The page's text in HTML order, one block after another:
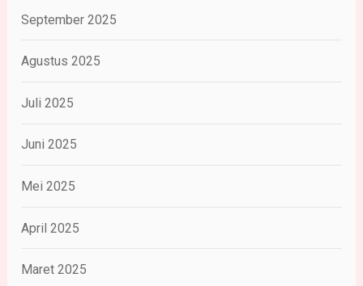
September 2025
Agustus 2025
Juli 2025
Juni 2025
Mei 2025
April 2025
Maret 2025